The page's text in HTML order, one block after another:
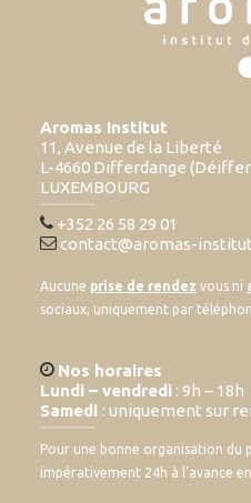
Aromas Institut
11, Avenue de la Liberté
L-4660 Differdange
LUXEMBOURG
+352 26 58 29 01
contact@aromas-
Aucune prise de rendez vous ni
sociaux, uniquement par
Nos horaires
Lundi – vendredi : 9h – 18h
Samedi : uniquement sur
Pour une bonne organisation du
impérativement 24h à l’avance